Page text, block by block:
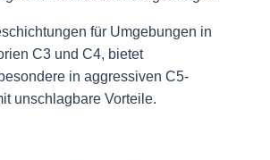
für Umgebungen in
C3 und C4, bietet
in aggressiven C5-
unschlagbare Vorteile.